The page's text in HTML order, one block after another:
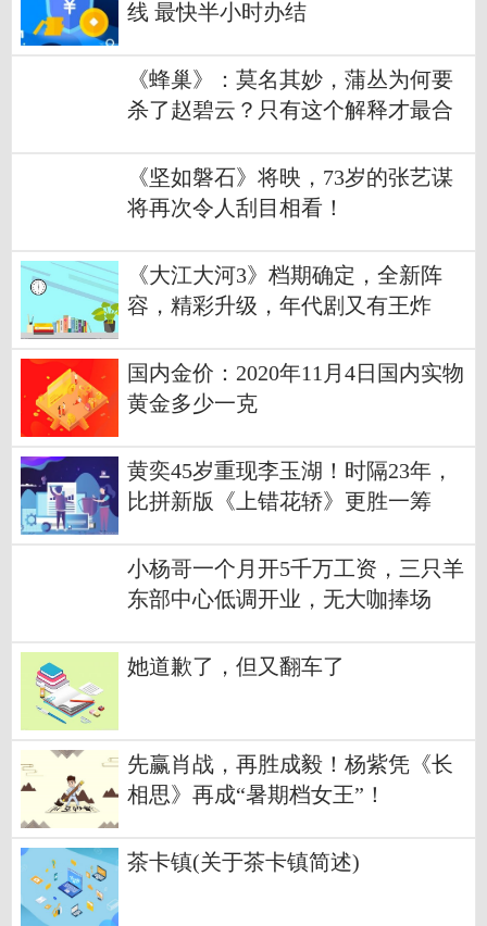
线 最快半小时办结
《蜂巢》：莫名其妙，蒲丛为何要
杀了赵碧云？只有这个解释才最合
《坚如磐石》将映，73岁的张艺谋
将再次令人刮目相看！
《大江大河3》档期确定，全新阵
容，精彩升级，年代剧又有王炸
国内金价：2020年11月4日国内实物
黄金多少一克
黄奕45岁重现李玉湖！时隔23年，
比拼新版《上错花轿》更胜一筹
小杨哥一个月开5千万工资，三只羊
东部中心低调开业，无大咖捧场
她道歉了，但又翻车了
先赢肖战，再胜成毅！杨紫凭《长
相思》再成“暑期档女王”！
茶卡镇(关于茶卡镇简述)